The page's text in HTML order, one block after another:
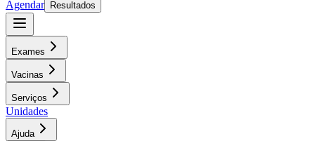
Agendar
Resultados
Exames
Vacinas
Serviços
Unidades
Ajuda